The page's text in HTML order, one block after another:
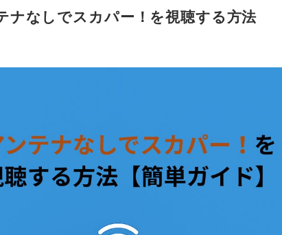
ナなしでスカパー！を視聴する方法